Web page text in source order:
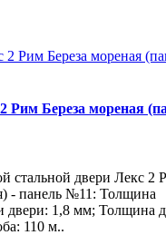
Рим Береза мореная
стальной двери Лекс 2
- панель №11: Толщина
двери: 1,8 мм; Толщина
110 м..